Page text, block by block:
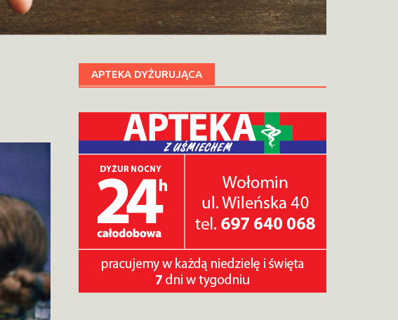
APTEKA DYŻURUJĄCA